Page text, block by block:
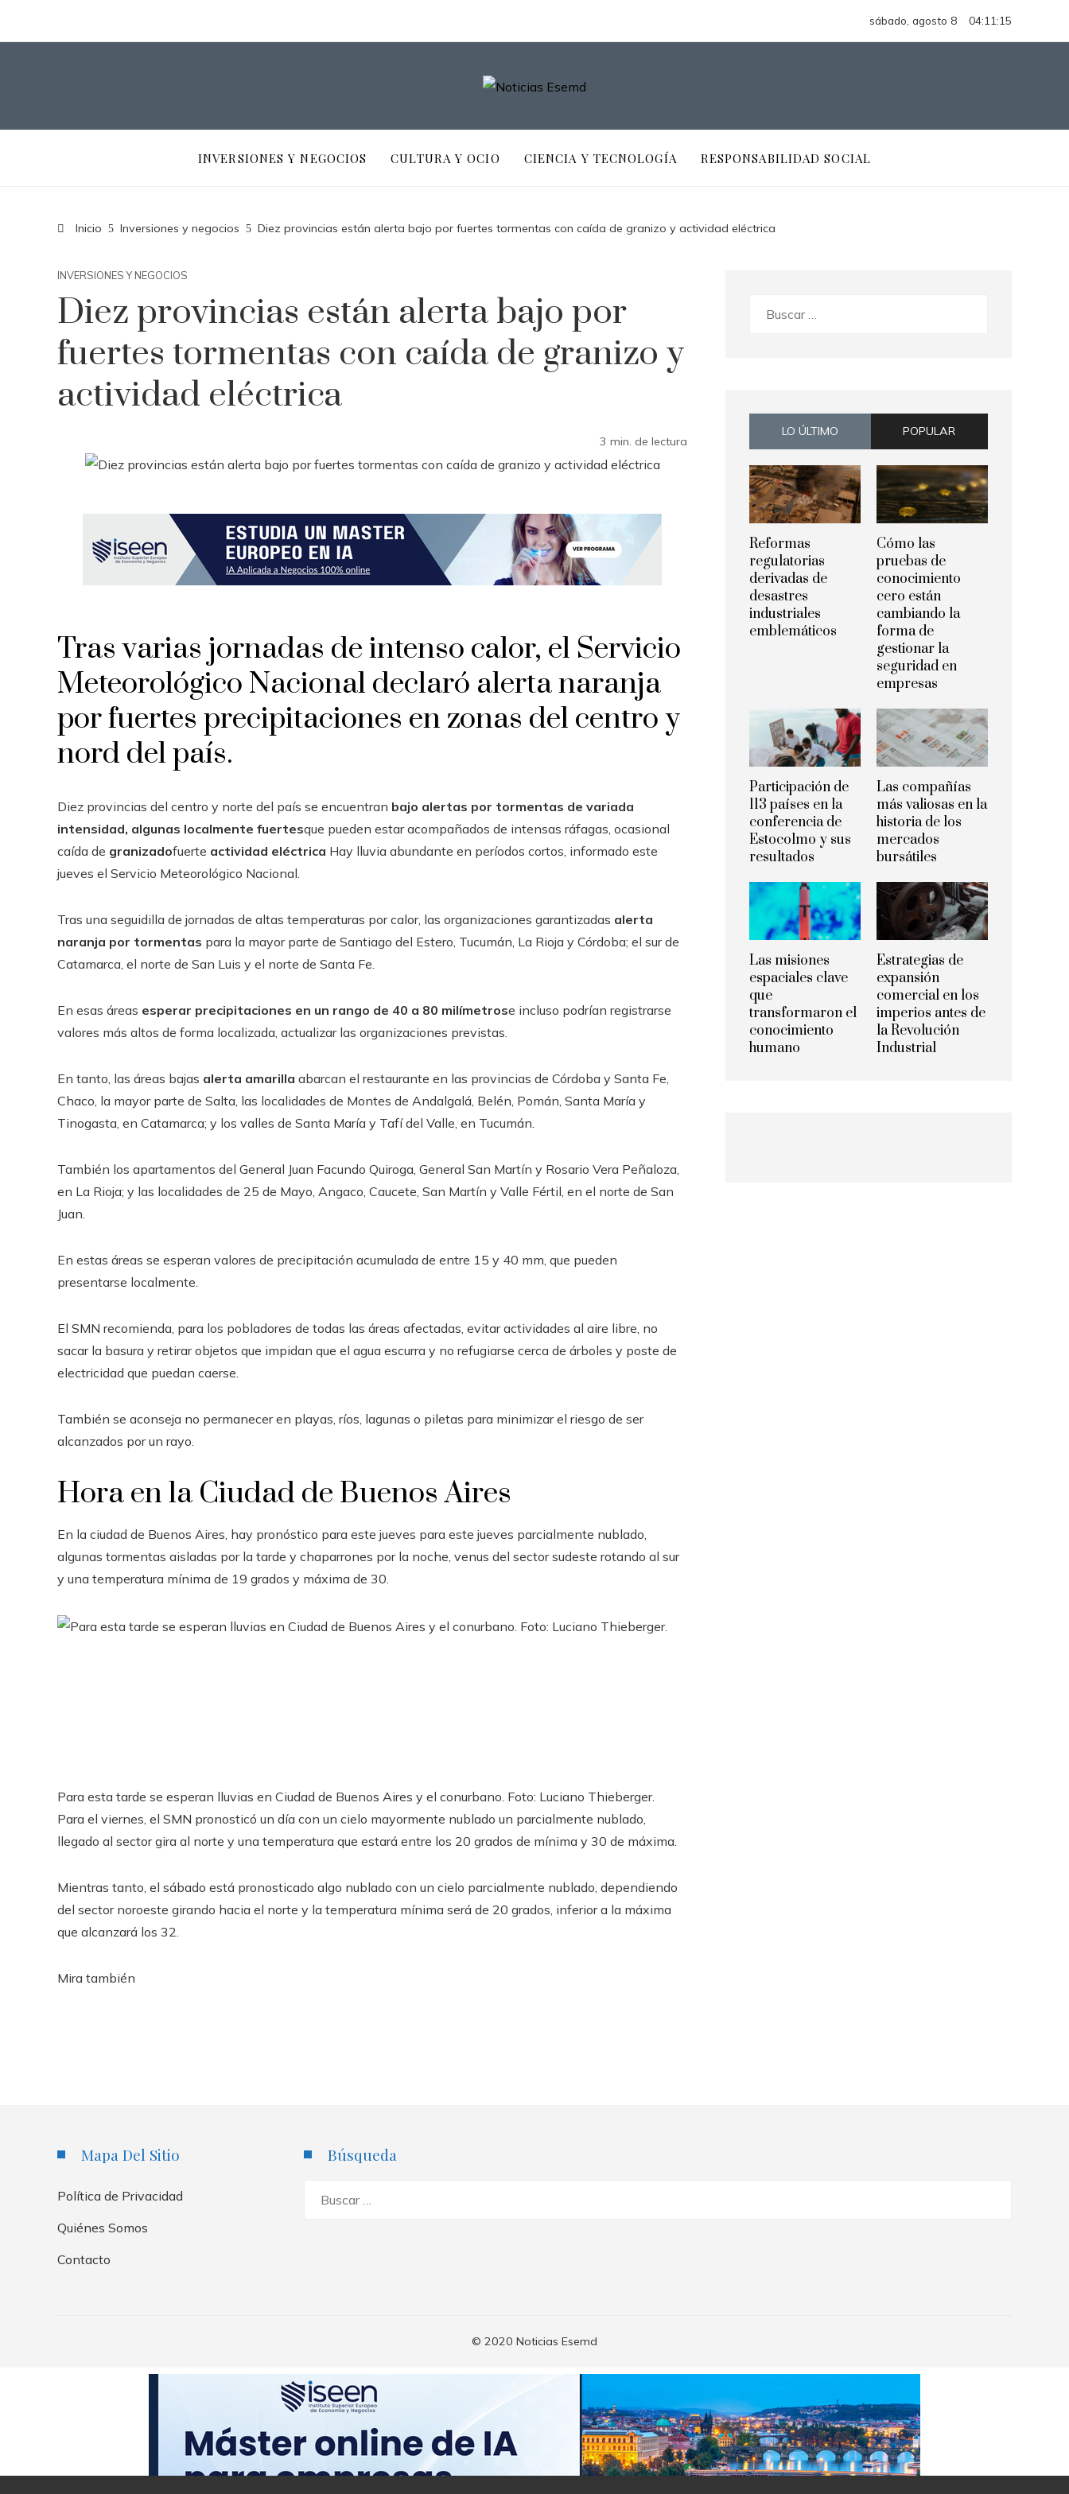
sábado, agosto 8 04:11:16
INVERSIONES Y NEGOCIOS CULTURA Y OCIO CIENCIA Y TECNOLOGÍA RESPONSABILIDAD SOCIAL
Inicio Inversiones y negocios Diez provincias están alerta bajo por fuertes tormentas con caída de granizo y actividad eléctrica
INVERSIONES Y NEGOCIOS
Diez provincias están alerta bajo por
fuertes tormentas con caída de granizo y
actividad eléctrica
3 min. de lectura
Tras varias jornadas de intenso calor, el Servicio
Meteorológico Nacional declaró alerta naranja
por fuertes precipitaciones en zonas del centro y
nord del país.
Diez provincias del centro y norte del país se encuentran bajo alertas por tormentas de variada
intensidad, algunas localmente fuertesque pueden estar acompañados de intensas ráfagas, ocasional
caída de granizadofuerte actividad eléctrica Hay lluvia abundante en períodos cortos, informado este
jueves el Servicio Meteorológico Nacional.
Tras una seguidilla de jornadas de altas temperaturas por calor, las organizaciones garantizadas alerta
naranja por tormentas para la mayor parte de Santiago del Estero, Tucumán, La Rioja y Córdoba; el sur de
Catamarca, el norte de San Luis y el norte de Santa Fe.
En esas áreas esperar precipitaciones en un rango de 40 a 80 milímetrose incluso podrían registrarse
valores más altos de forma localizada, actualizar las organizaciones previstas.
En tanto, las áreas bajas alerta amarilla abarcan el restaurante en las provincias de Córdoba y Santa Fe,
Chaco, la mayor parte de Salta, las localidades de Montes de Andalgalá, Belén, Pomán, Santa María y
Tinogasta, en Catamarca; y los valles de Santa María y Tafí del Valle, en Tucumán.
También los apartamentos del General Juan Facundo Quiroga, General San Martín y Rosario Vera Peñaloza,
en La Rioja; y las localidades de 25 de Mayo, Angaco, Caucete, San Martín y Valle Fértil, en el norte de San
Juan.
En estas áreas se esperan valores de precipitación acumulada de entre 15 y 40 mm, que pueden
presentarse localmente.
El SMN recomienda, para los pobladores de todas las áreas afectadas, evitar actividades al aire libre, no
sacar la basura y retirar objetos que impidan que el agua escurra y no refugiarse cerca de árboles y poste de
electricidad que puedan caerse.
También se aconseja no permanecer en playas, ríos, lagunas o piletas para minimizar el riesgo de ser
alcanzados por un rayo.
Hora en la Ciudad de Buenos Aires
En la ciudad de Buenos Aires, hay pronóstico para este jueves para este jueves parcialmente nublado,
algunas tormentas aisladas por la tarde y chaparrones por la noche, venus del sector sudeste rotando al sur
y una temperatura mínima de 19 grados y máxima de 30.
Para esta tarde se esperan lluvias en Ciudad de Buenos Aires y el conurbano. Foto: Luciano Thieberger.
Para el viernes, el SMN pronosticó un día con un cielo mayormente nublado un parcialmente nublado,
llegado al sector gira al norte y una temperatura que estará entre los 20 grados de mínima y 30 de máxima.
Mientras tanto, el sábado está pronosticado algo nublado con un cielo parcialmente nublado, dependiendo
del sector noroeste girando hacia el norte y la temperatura mínima será de 20 grados, inferior a la máxima
que alcanzará los 32.
Mira también
LO ÚLTIMO POPULAR
Reformas
regulatorias
derivadas de
desastres
industriales
emblemáticos
Cómo las
pruebas de
conocimiento
cero están
cambiando la
forma de
gestionar la
seguridad en
empresas
Participación de
113 países en la
conferencia de
Estocolmo y sus
resultados
Las compañías
más valiosas en la
historia de los
mercados
bursátiles
Las misiones
espaciales clave
que
transformaron el
conocimiento
humano
Estrategias de
expansión
comercial en los
imperios antes de
la Revolución
Industrial
Mapa Del Sitio
Política de Privacidad
Quiénes Somos
Contacto
Búsqueda
© 2020 Noticias Esemd